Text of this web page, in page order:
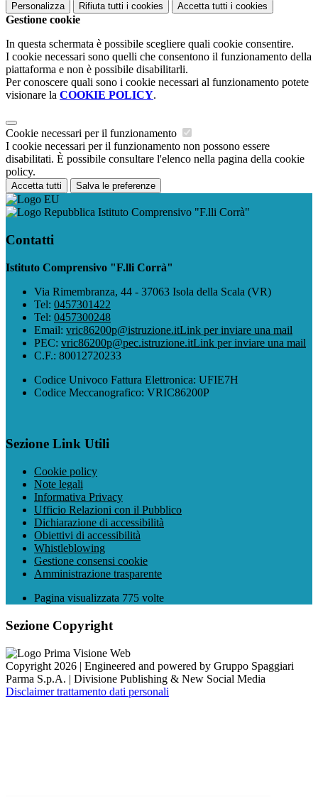
Personalizza Rifiuta tutti i cookies Accetta tutti i cookies
Gestione cookie
In questa schermata è possibile scegliere quali cookie consentire.
I cookie necessari sono quelli che consentono il funzionamento della
piattaforma e non è possibile disabilitarli.
Per conoscere quali sono i cookie necessari al funzionamento potete
visionare la COOKIE POLICY.
Cookie necessari per il funzionamento
I cookie necessari per il funzionamento non possono essere
disabilitati. È possibile consultare l'elenco nella pagina della cookie
policy.
Accetta tutti Salva le preferenze
Istituto Comprensivo "F.lli Corrà"
Contatti
Istituto Comprensivo "F.lli Corrà"
Via Rimembranza, 44 - 37063 Isola della Scala (VR)
Tel: 0457301422
Tel: 0457300248
Email: vric86200p@istruzione.itLink per inviare una mail
PEC: vric86200p@pec.istruzione.itLink per inviare una mail
C.F.: 80012720233
Codice Univoco Fattura Elettronica: UFIE7H
Codice Meccanografico: VRIC86200P
Sezione Link Utili
Cookie policy
Note legali
Informativa Privacy
Ufficio Relazioni con il Pubblico
Dichiarazione di accessibilità
Obiettivi di accessibilità
Whistleblowing
Gestione consensi cookie
Amministrazione trasparente
Pagina visualizzata 775 volte
Sezione Copyright
Copyright 2026 | Engineered and powered by Gruppo Spaggiari
Parma S.p.A. | Divisione Publishing & New Social Media
Disclaimer trattamento dati personali